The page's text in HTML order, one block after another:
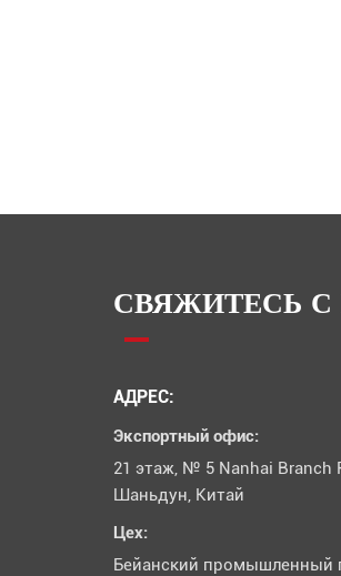
СВЯЖИТЕСЬ
АДРЕС:
Экспортный офис:
21 этаж, № 5 Nanhai Branch
Шаньдун, Китай
Цех:
Бейанский промышленный